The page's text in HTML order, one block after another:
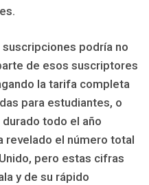
podría no
de esos suscriptores
la tarifa completa
para estudiantes, o
todo el año
revelado el número total
pero estas cifras
y de su rápido